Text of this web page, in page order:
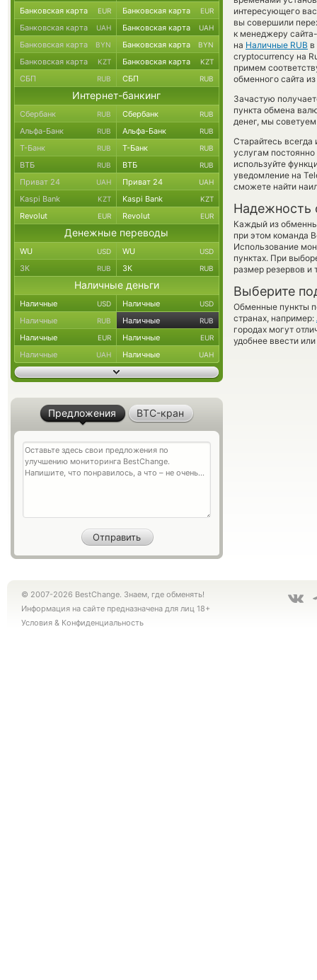
интересующего
вы совершили
к менеджеру
на Наличные RUB
cryptocurrency на
примем
обменного сайта
Зачастую
пункта обмена
денег, мы советуем
Старайтесь всегда
услугам
используйте
уведомление на
сможете найти
Надежность
Каждый из
при этом команда
Использование
пунктах. При
размер резервов и
Выберите
Обменные пункты
странах, например:
городах могут
удобнее ввести
Банковская карта EUR Банковская карта EUR
Банковская карта UAH Банковская карта UAH
Банковская карта BYN Банковская карта BYN
Банковская карта KZT Банковская карта KZT
СБП RUB СБП RUB
Интернет-банкинг
Сбербанк RUB Сбербанк RUB
Альфа-Банк RUB Альфа-Банк RUB
Т-Банк RUB Т-Банк RUB
ВТБ RUB ВТБ RUB
Приват 24 UAH Приват 24 UAH
Kaspi Bank KZT Kaspi Bank KZT
Revolut EUR Revolut EUR
Денежные переводы
WU USD WU USD
ЗК RUB ЗК RUB
Наличные деньги
Наличные USD Наличные USD
Наличные RUB Наличные RUB
Наличные EUR Наличные EUR
Наличные UAH Наличные UAH
Предложения BTC-кран
© 2007-2026 BestChange. Знаем, где обменять!
Информация на сайте предназначена для лиц 18+
Условия & Конфиденциальность